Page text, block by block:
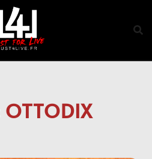
OTTODIX